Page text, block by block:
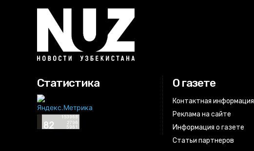
Статистика О газете
Контактная информация
Реклама на сайте
Информация о газете
Статьи партнеров